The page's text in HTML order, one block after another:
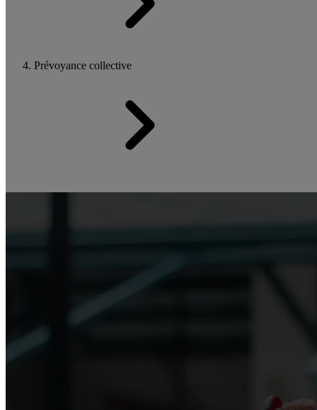
Prévoyance collective